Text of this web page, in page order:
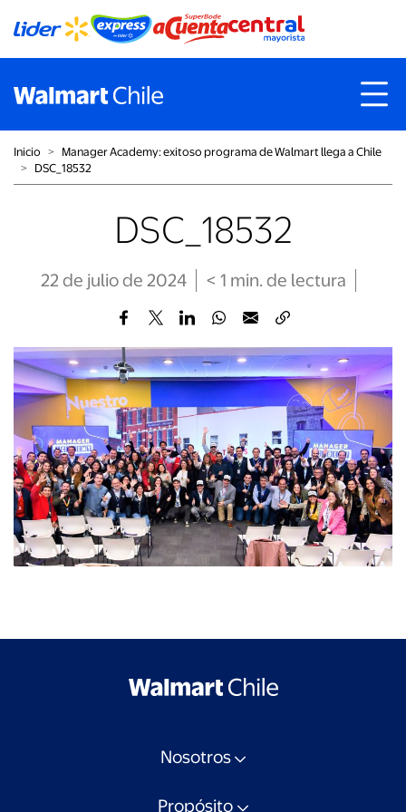
Inicio ˃
Manager Academy: exitoso programa de Walmart llega a Chile
˃
DSC_18532
DSC_18532
22 de julio de 2024 < 1 min. de lectura
Nosotros
Propósito